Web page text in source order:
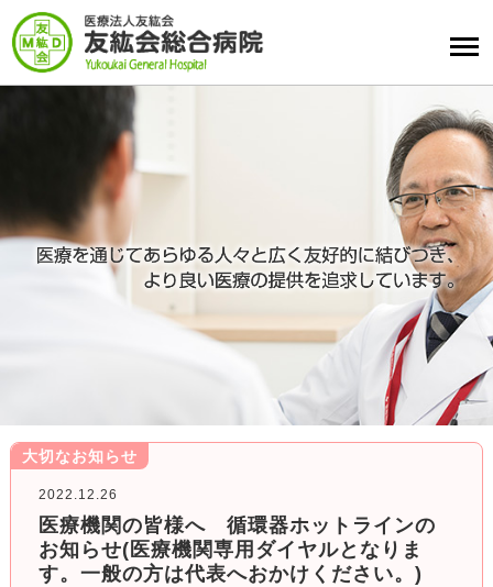
大切なお知らせ
2022.12.26
医療機関の皆様へ 循環器ホットラインの
お知らせ(医療機関専用ダイヤルとなりま
す。一般の方は代表へおかけください。)